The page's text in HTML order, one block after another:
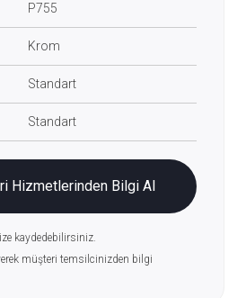
P755
Krom
Standart
Standart
Hizmetlerinden Bilgi Al
kaydedebilirsiniz.
müşteri temsilcinizden bilgi